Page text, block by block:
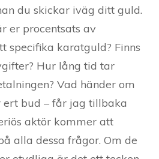
du skickar iväg ditt guld.
er procentsats av
specifika karatguld? Finns
Hur lång tid tar
Vad händer om
ert bud – får jag tillbaka
aktör kommer att
alla dessa frågor. Om de